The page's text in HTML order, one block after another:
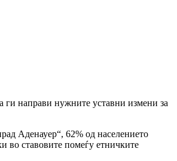
ги направи нужните уставни измени за
Аденауер“, 62% од населението
во ставовите помеѓу етничките